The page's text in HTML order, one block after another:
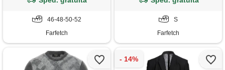
46-48-50-52
Farfetch
S
Farfetch